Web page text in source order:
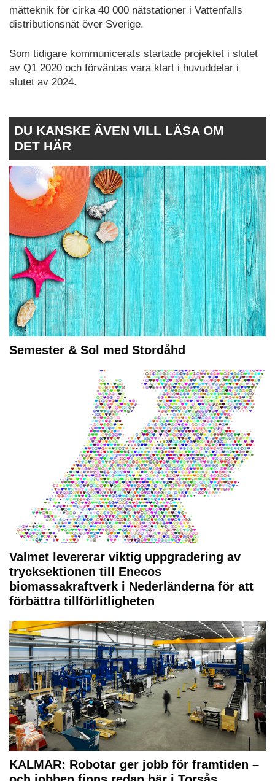
mätteknik för cirka 40 000 nätstationer i Vattenfalls
distributionsnät över Sverige.
Som tidigare kommunicerats startade projektet i slutet
av Q1 2020 och förväntas vara klart i huvuddelar i
slutet av 2024.
DU KANSKE ÄVEN VILL LÄSA OM
DET HÄR
Semester & Sol med Stordåhd
Valmet levererar viktig uppgradering av
trycksektionen till Enecos
biomassakraftverk i Nederländerna för att
förbättra tillförlitligheten
KALMAR: Robotar ger jobb för framtiden –